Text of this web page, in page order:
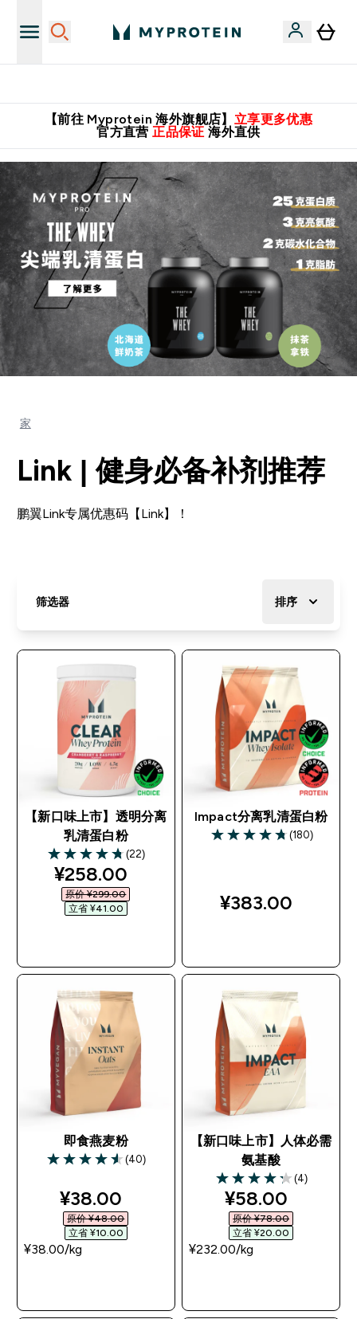
【前往 Myprotein 海外旗舰店】 立享更多优惠
官方直营 正品保证 海外直供
家
Link | 健身必备补剂推荐
鹏翼Link专属优惠码【Link】！
筛选器 排序
【新口味上市】透明分离
乳清蛋白粉
4.73 out of 5 stars
(22)
discounted price
¥258.00‎
原价 ¥299.00‎
立省 ¥41.00‎
Impact分离乳清蛋白粉
4.74 out of 5 stars
(180)
¥383.00‎
即食燕麦粉
4.55 out of 5 stars
(40)
discounted price
¥38.00‎
原价 ¥48.00‎
立省 ¥10.00‎
¥38.00‎/kg
【新口味上市】人体必需
氨基酸
4.25 out of 5 stars
(4)
discounted
¥58.00‎
原价 ¥78.00‎
立省 ¥20.00‎
¥232.00‎/kg